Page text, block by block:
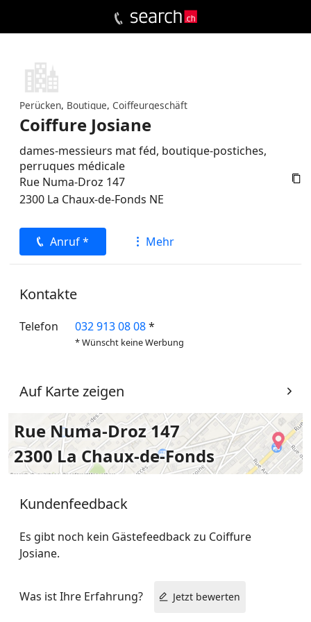
Perücken, Boutique, Coiffeurgeschäft
Coiffure Josiane
dames-messieurs mat féd, boutique-postiches,
perruques médicale

Rue Numa-Droz 147
2300 La Chaux-de-Fonds NE
Anruf * Mehr
Kontakte
Telefon 032 913 08 08*
* Wünscht keine Werbung
Auf Karte zeigen
Rue Numa-Droz 147
2300 La Chaux-de-Fonds
Kundenfeedback
Es gibt noch kein Gästefeedback zu Coiffure
Josiane.
Was ist Ihre Erfahrung? Jetzt bewerten